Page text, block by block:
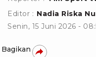
Editor : Nadia Riska
Senin, 15 Juni 2026 -
Bagikan